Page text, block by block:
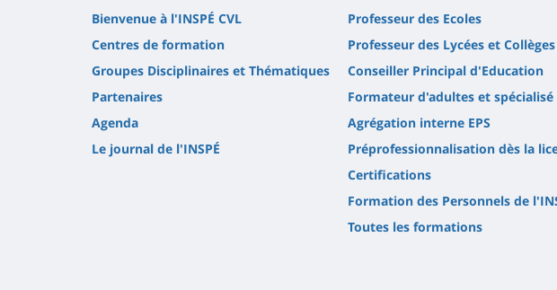
Bienvenue à l'INSPÉ CVL
Centres de formation
Groupes Disciplinaires et Thématiques
Partenaires
Agenda
Le journal de l'INSPÉ
Professeur des Ecoles
Professeur des Lycées et Collèges
Conseiller Principal d'Education
Formateur d'adultes et spécialisé
Agrégation interne EPS
Préprofessionnalisation dès la
Certifications
Formation des Personnels de
Toutes les formations